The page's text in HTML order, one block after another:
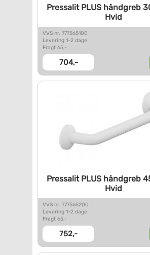
Pressalit PLUS håndgreb
Hvid
VVS nr. 777565100
Levering 1-2 dage
Fragt 65,-
704,-
Pressalit PLUS håndgreb
Hvid
VVS nr. 777565200
Levering 1-2 dage
Fragt 65,-
752,-